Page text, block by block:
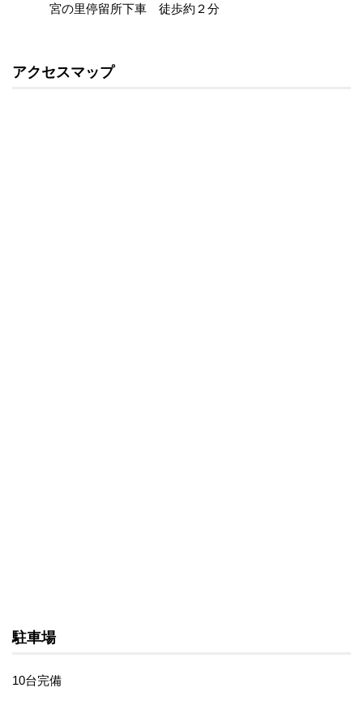
宮の里停留所下車 徒歩約２分
アクセスマップ
駐車場
10台完備